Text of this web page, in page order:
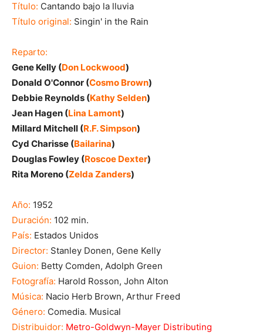
Título: Cantando bajo la lluvia
Título original: Singin' in the Rain
Reparto:
Gene Kelly (Don Lockwood)
Donald O'Connor (Cosmo Brown)
Debbie Reynolds (Kathy Selden)
Jean Hagen (Lina Lamont)
Millard Mitchell (R.F. Simpson)
Cyd Charisse (Bailarina)
Douglas Fowley (Roscoe Dexter)
Rita Moreno (Zelda Zanders)
Año: 1952
Duración: 102 min.
País: Estados Unidos
Director: Stanley Donen, Gene Kelly
Guion: Betty Comden, Adolph Green
Fotografía: Harold Rosson, John Alton
Música: Nacio Herb Brown, Arthur Freed
Género: Comedia. Musical
Distribuidor: Metro-Goldwyn-Mayer Distributing